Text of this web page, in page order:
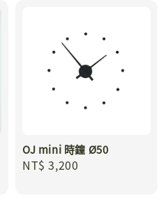
OJ mini 時鐘 Ø50
Regular
NT$ 3,200